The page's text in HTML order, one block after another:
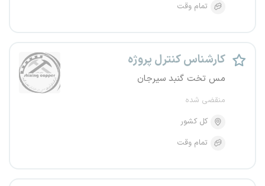
تمام وقت
کارشناس کنترل پروژه
مس تخت گنبد سیرجان
منقضی شده
کل کشور
تمام وقت